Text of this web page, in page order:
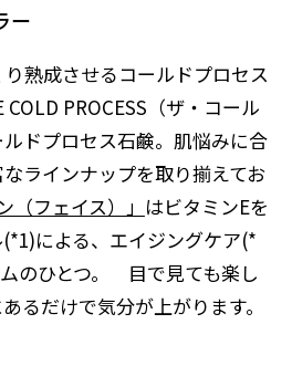
ー
熟成させるコールドプロセス
PROCESS（ザ・コール
ドプロセス石鹸。肌悩みに合
ラインナップを取り揃えてお
（フェイス）」 はビタミンEを
による、エイジングケア(*
のひとつ。 目で見ても楽し
るだけで気分が上がります。